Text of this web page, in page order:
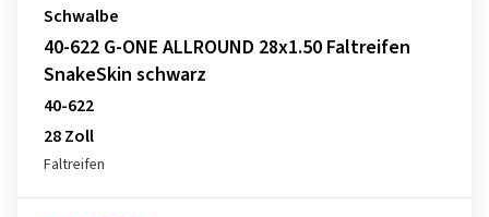
Schwalbe
40-622 G-ONE ALLROUND 28x1.50 Faltreifen
SnakeSkin schwarz
40-622
28 Zoll
Faltreifen